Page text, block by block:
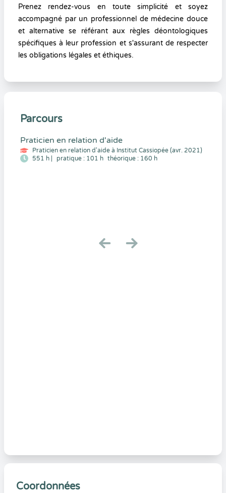
Prenez rendez-vous en toute simplicité et soyez
accompagné par un professionnel de médecine douce
et alternative se référant aux règles déontologiques
spécifiques à leur profession et s'assurant de respecter
les obligations légales et éthiques.
Parcours
Praticien en relation d'aide
Praticien en relation d'aide à Institut Cassiopée (avr. 2021)
551 h |
pratique : 101 h théorique : 160 h
Coordonnées